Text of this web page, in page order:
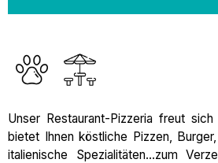
Unser Restaurant-Pizzeria freut
bietet Ihnen köstliche Pizzen,
italienische Spezialitäten...zum